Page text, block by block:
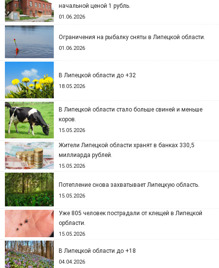
начальной ценой 1 рубль.
01.06.2026
Ограничения на рыбалку сняты в Липецкой области.
01.06.2026
В Липецкой области до +32
18.05.2026
В Липецкой области стало больше свиней и меньше
коров.
15.05.2026
Жители Липецкой области хранят в банках 330,5
миллиарда рублей.
15.05.2026
Потепление снова захватывает Липецкую область.
15.05.2026
Уже 805 человек пострадали от клещей в Липецкой
орбласти.
15.05.2026
В Липецкой области до +18
04.04.2026